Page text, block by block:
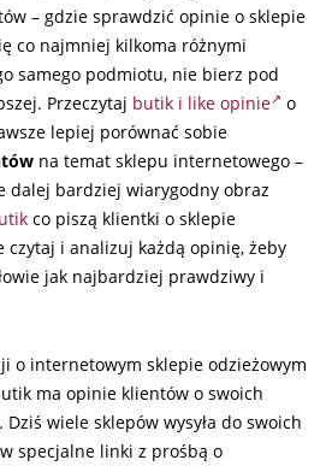
– gdzie sprawdzić opinie o sklepie
co najmniej kilkoma różnymi
samego podmiotu, nie bierz pod
Przeczytaj butik i like opinie
o
lepiej porównać sobie
na temat sklepu internetowego –
dalej bardziej wiarygodny obraz
co piszą klientki o sklepie
i analizuj każdą opinię, żeby
jak najbardziej prawdziwy i
o internetowym sklepie odzieżowym
ma opinie klientów o swoich
. Dziś wiele sklepów wysyła do swoich
specjalne linki z prośbą o